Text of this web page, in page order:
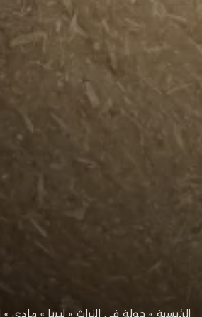
الرئيسية » جولة في التراث » ليبيا » مادي »